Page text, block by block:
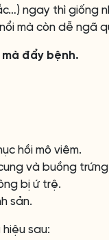
ngay thì giống
mà còn dễ ngã
đẩy bệnh.
hồi mô viêm.
và buồng
bị ứ trệ.
sản.
sau: